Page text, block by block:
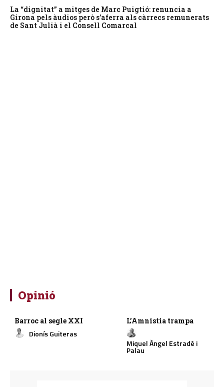
La “dignitat” a mitges de Marc Puigtió: renuncia a
Girona pels àudios però s’aferra als càrrecs remunerats
de Sant Julià i el Consell Comarcal
Opinió
Barroc al segle XXI
Dionís Guiteras
L’Amnistia trampa
Miquel Àngel Estradé i
Palau